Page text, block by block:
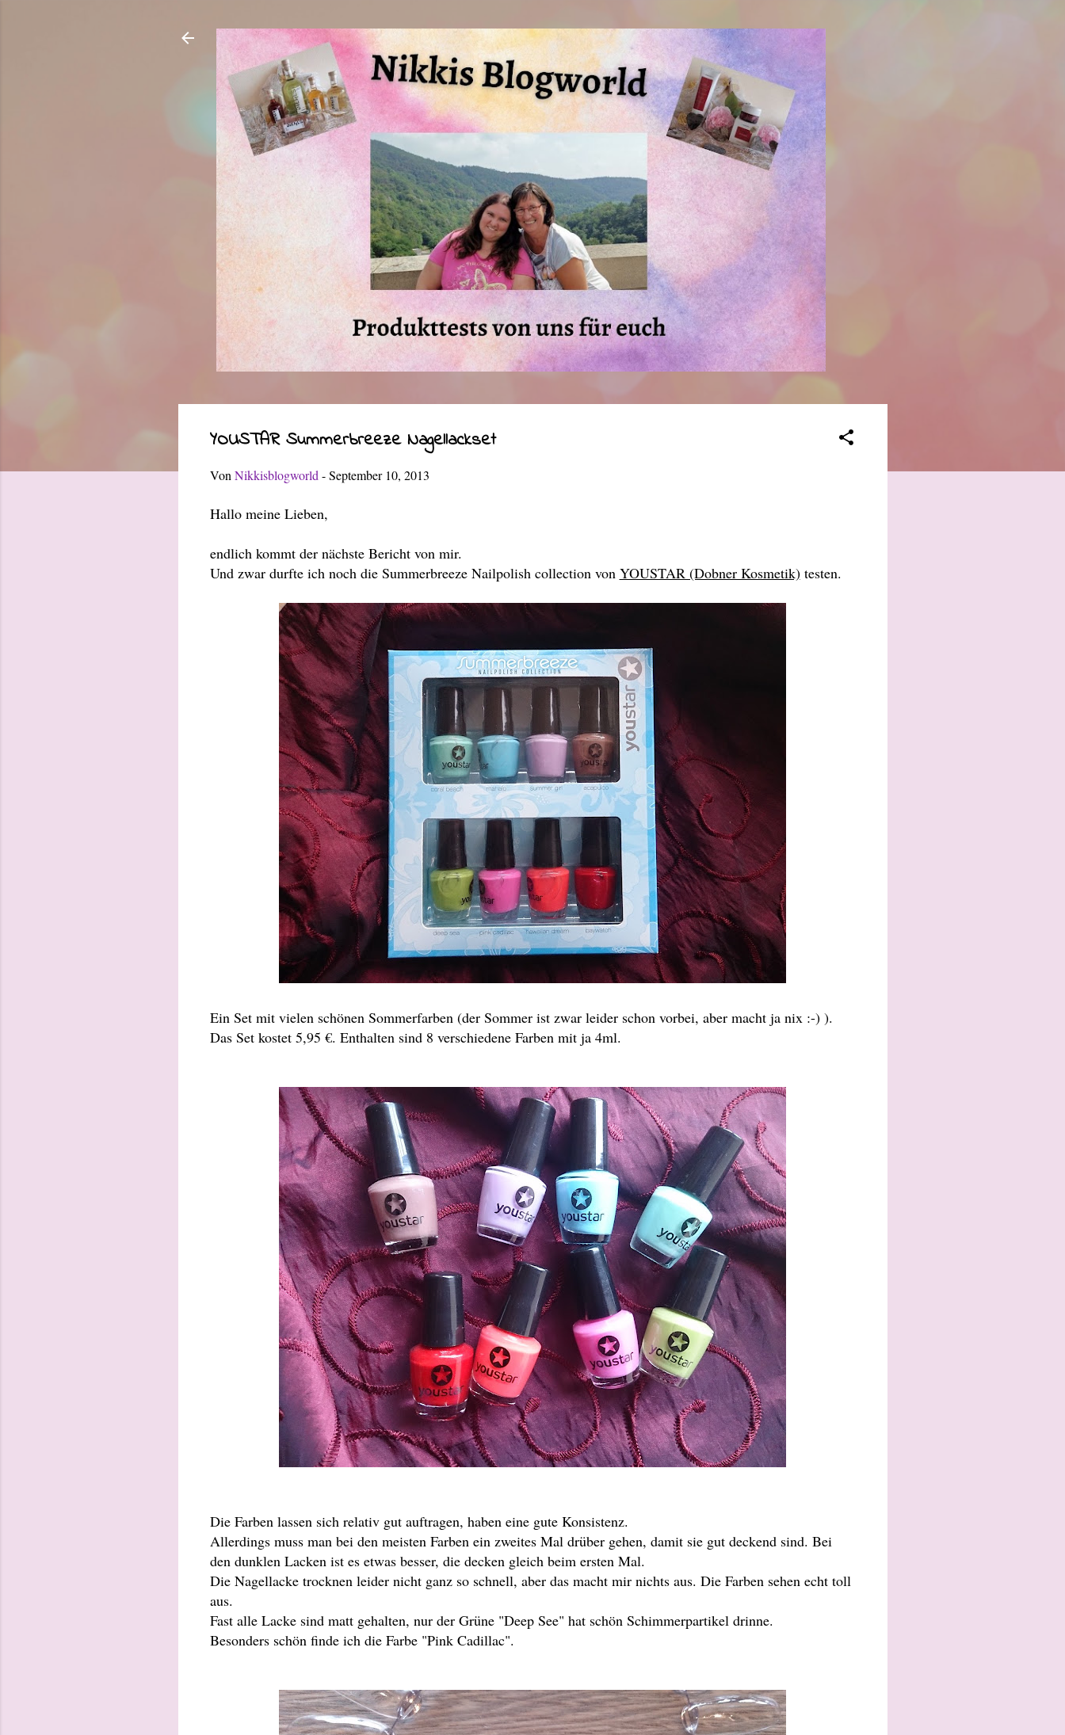
YOUSTAR Summerbreeze Nagellackset
Von Nikkisblogworld -September 10, 2013
Hallo meine Lieben,
endlich kommt der nächste Bericht von mir.
Und zwar durfte ich noch die Summerbreeze Nailpolish collection von YOUSTAR (Dobner Kosmetik)testen.
Ein Set mit vielen schönen Sommerfarben (der Sommer ist zwar leider schon vorbei, aber macht ja nix :-) ).
Das Set kostet 5,95 €. Enthalten sind 8 verschiedene Farben mit ja 4ml.
Die Farben lassen sich relativ gut auftragen, haben eine gute Konsistenz.
Allerdings muss man bei den meisten Farben ein zweites Mal drüber gehen, damit sie gut deckend sind. Bei
den dunklen Lacken ist es etwas besser, die decken gleich beim ersten Mal.
Die Nagellacke trocknen leider nicht ganz so schnell, aber das macht mir nichts aus. Die Farben sehen echt toll
aus.
Fast alle Lacke sind matt gehalten, nur der Grüne "Deep See" hat schön Schimmerpartikel drinne.
Besonders schön finde ich die Farbe "Pink Cadillac".